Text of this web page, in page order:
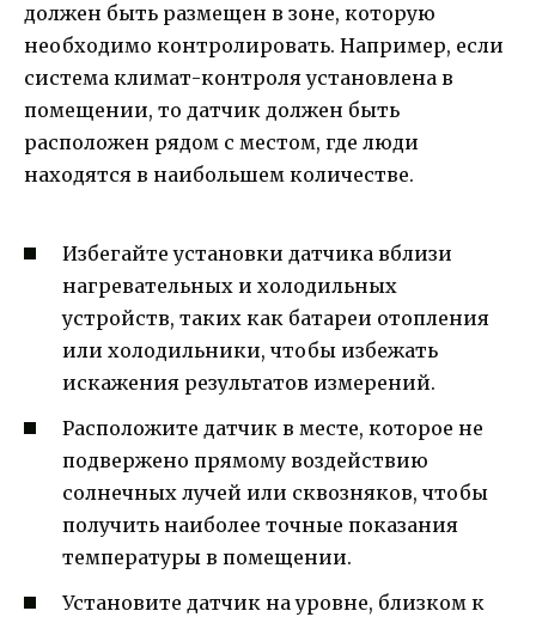
должен быть размещен в зоне, которую
необходимо контролировать. Например, если
система климат-контроля установлена в
помещении, то датчик должен быть
расположен рядом с местом, где люди
находятся в наибольшем количестве.
Избегайте установки датчика вблизи
нагревательных и холодильных
устройств, таких как батареи отопления
или холодильники, чтобы избежать
искажения результатов измерений.
Расположите датчик в месте, которое не
подвержено прямому воздействию
солнечных лучей или сквозняков, чтобы
получить наиболее точные показания
температуры в помещении.
Установите датчик на уровне, близком к